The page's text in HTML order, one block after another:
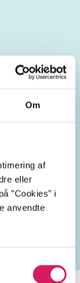
Om
af
eller
”Cookies” i
anvendte